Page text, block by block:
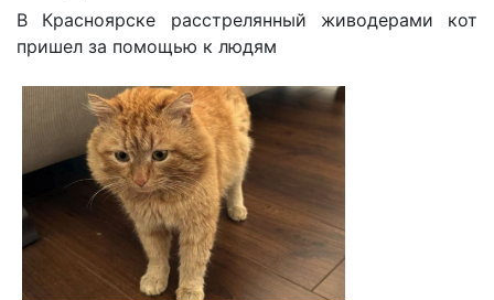
В Красноярске расстрелянный живодерами кот
пришел за помощью к людям